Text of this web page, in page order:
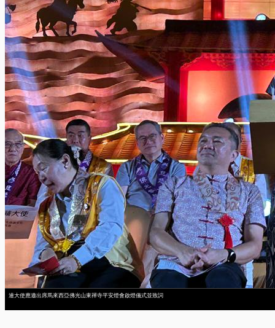
連大使應邀出席馬來西亞佛光山東禪寺平安燈會啟燈儀式並致詞